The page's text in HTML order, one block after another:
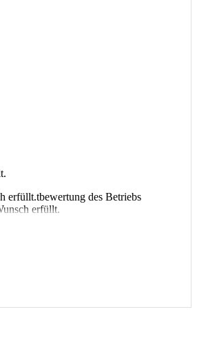
erfüllt.tbewertung des Betriebs
erfüllt.